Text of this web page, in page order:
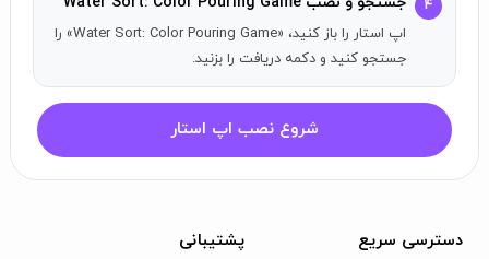
اپلیکیشن‌های مختلف بانکی را از جملهنصب دیوار برای آیفون
به‌سادگی از اپ استار دریافت کنید. برای شروع وارد حساب اپ
استار خود شوید.
۴
اپ استار را باز کنید، «Water Sort: Color Pouring Game» را
جستجو کنید و دکمه دریافت را بزنید.
شروع نصب اپ استار
دسترسی سریع پشتیبانی